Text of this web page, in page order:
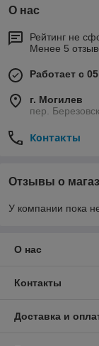
О нас
Рейтинг не
Менее 5
Работает с
г. Могилев
пер.
Контакты
Отзывы о
У компании пока
О нас
Контакты
Доставка и